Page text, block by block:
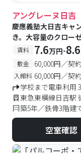
#予約受付中 #空
アングレーヌ日吉
慶應義塾大日吉キャ
き。大容量のクロー
賃料 7.6万円-8.6
敷金 60,000円／契
入館料 60,000円／契
学校まで電車利用
東急東横線日吉駅
築5年／鉄骨3階建
空室確認